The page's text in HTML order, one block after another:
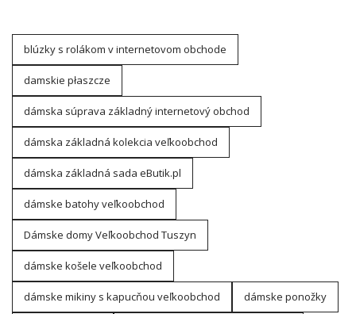
blúzky s rolákom v internetovom obchode
damskie płaszcze
dámska súprava základný internetový obchod
dámska základná kolekcia veľkoobchod
dámska základná sada eButik.pl
dámske batohy veľkoobchod
Dámske domy Veľkoobchod Tuszyn
dámske košele veľkoobchod
dámske mikiny s kapucňou veľkoobchod dámske ponožky